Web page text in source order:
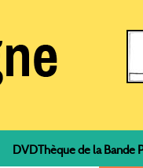
DVDThèque de la Bande